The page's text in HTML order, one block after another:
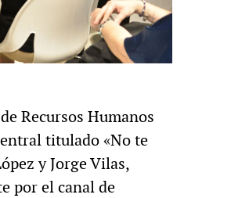
Recursos Humanos
titulado «No te
y Jorge Vilas,
por el canal de